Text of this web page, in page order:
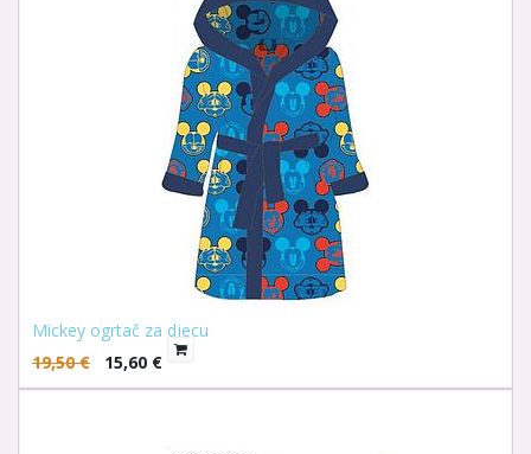
Mickey ogrtač za djecu
19,50€ 15,60 €